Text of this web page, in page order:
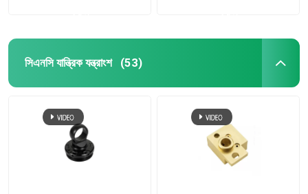
সিএনসি যান্ত্রিক যন্ত্রাংশ (53)